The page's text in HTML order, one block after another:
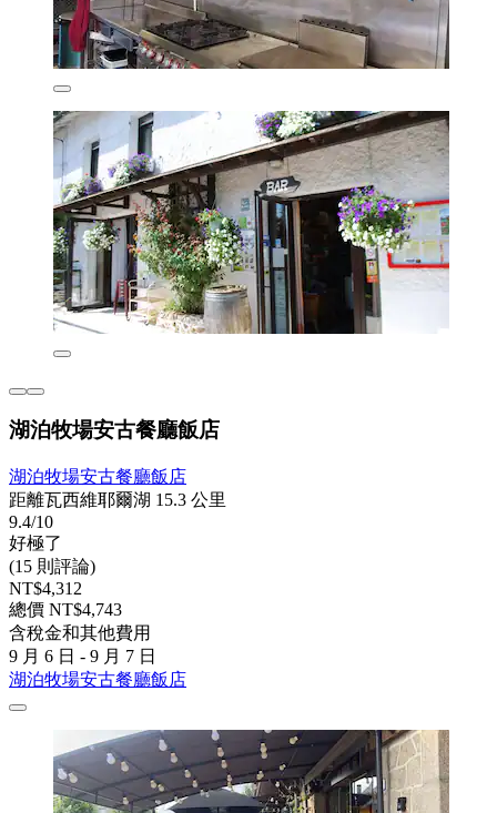
湖泊牧場安古餐廳飯店
湖泊牧場安古餐廳飯店
距離瓦西維耶爾湖 15.3 公里
9.4/10
好極了
(15 則評論)
NT$4,312
總價 NT$4,743
含稅金和其他費用
9 月 6 日 - 9 月 7 日
湖泊牧場安古餐廳飯店